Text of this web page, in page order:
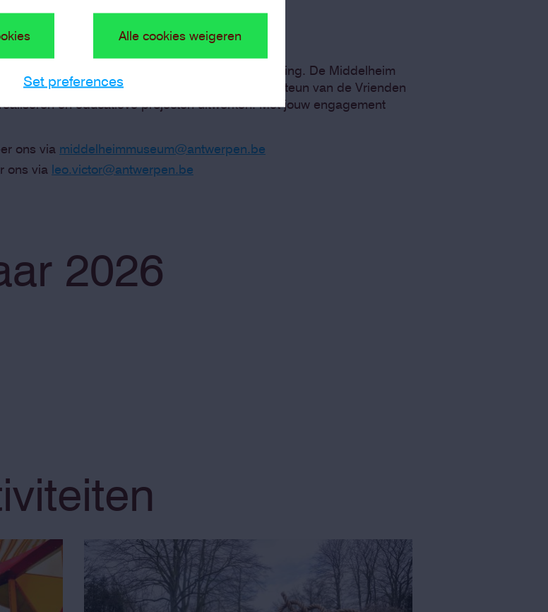
Alle cookies weigeren
Set preferences
sinds januari 2026 deel uit van de museumwerking. De Middelheim
in op de sponsorwerking. Dankzij de inzet en steun van de Vrienden
en educatieve projecten uitwerken. Met jouw engagement
ons via middelheimmuseum@antwerpen.be
ons via leo.victor@antwerpen.be
2026